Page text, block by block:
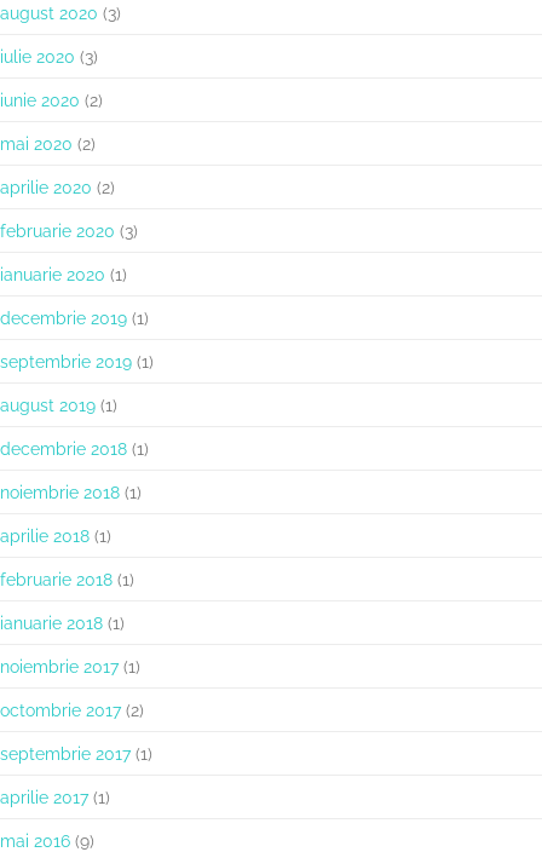
august 2020 (3)
iulie 2020 (3)
iunie 2020 (2)
mai 2020 (2)
aprilie 2020 (2)
februarie 2020 (3)
ianuarie 2020 (1)
decembrie 2019 (1)
septembrie 2019 (1)
august 2019 (1)
decembrie 2018 (1)
noiembrie 2018 (1)
aprilie 2018 (1)
februarie 2018 (1)
ianuarie 2018 (1)
noiembrie 2017(1)
octombrie 2017(2)
septembrie 2017(1)
aprilie 2017(1)
mai 2016 (9)